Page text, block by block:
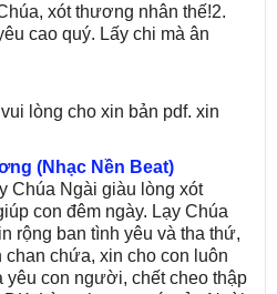
xót thương nhân thế!2.
cao quý. Lấy chi mà ân
lòng cho xin bản pdf. xin
(Nhạc Nền Beat)
Chúa Ngài giàu lòng xót
con đêm ngày. Lạy Chúa
rộng ban tình yêu và tha thứ,
chan chứa, xin cho con luôn
yêu con người, chết cheo thập